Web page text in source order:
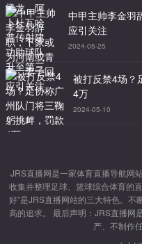
中甲主帅李金羽
应引关注
2024-05-25
被打反禁4场？
4万
2024-05-10
JRS直播网是一家体育直播导航网
收集并整理足球、篮球综合体育的
好”是JRS直播网站的三大特色。不
高的追求。 最后声明：JRS直播网
产、不制作